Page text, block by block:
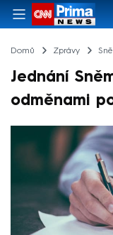
Domů Zprávy
Jednání
odměnami